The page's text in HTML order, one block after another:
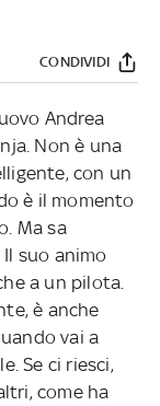
CONDIVIDI
Andrea
Non è una
con un
è il momento
Ma sa
suo animo
a un pilota.
è anche
vai a
Se ci riesci,
come ha